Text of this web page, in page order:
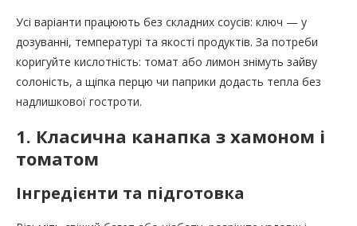
Усі варіанти працюють без складних соусів: ключ — у
дозуванні, температурі та якості продуктів. За потреби
коригуйте кислотність: томат або лимон знімуть зайву
солоність, а щіпка перцю чи паприки додасть тепла без
надлишкової гостроти.
1. Класична канапка з хамоном і
томатом
Інгредієнти та підготовка